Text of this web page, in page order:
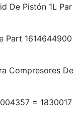
De Pistón 1L Par
Part 1614644900
Compresores De
= 1830017